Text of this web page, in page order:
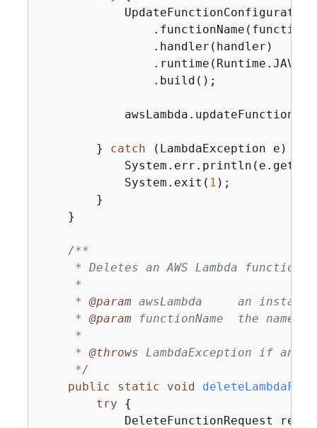
                .handler(handler)
                .build();
        }
catch (LambdaException e)
            System.exit(
1 );
        }
    }
/**
     * Deletes an AWS Lambda function.
     *
     *
@param awsLambda     an
     *
@param functionName  the name
     *
     *
@throws LambdaException if an
     */
public
static void
try
{
DeleteFunctionRequest